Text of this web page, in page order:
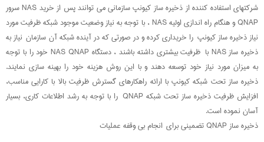
شرکتهای استفاده کننده از ذخیره ساز کیونپ سازمانی می توانند پس از خرید NAS سرور
QNAP و هنگام راه اندازی اولیه NAS ، با توجه به نیاز وضعیت موجود شبکه ظرفیت مورد
نیاز ذخیره ساز کیونپ را خریداری کرده و در صورتی که در آینده شبکه آن سازمان نیاز به
ذخیره ساز NAS با ظرفیت بیشتری داشته باشند ، دستگاه NAS QNAP خود را با توجه
به میزان مورد نیاز خود توسعه دهند و با این روش هزینه خود را بهینه سازی نمایند.
ذخیره ساز تحت شبکه کیونپ با ارائه راهکارهای گسترش ظرفیت بالا با کارایی مناسب،
افزایش ظرفیت ذخیره ساز تحت شبکه QNAP را با توجه به رشد اطلاعات کاری، بسیار
آسان نموده است.
ذخیره ساز QNAP تضمینی برای انجام بی وقفه عملیات